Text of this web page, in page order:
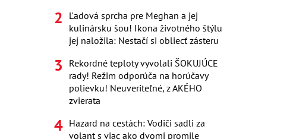
Ľadová sprcha pre Meghan a jej
kulinársku šou! Ikona životného štýlu
jej naložila: Nestačí si obliecť zásteru
Rekordné teploty vyvolali ŠOKUJÚCE
rady! Režim odporúča na horúčavy
polievku! Neuveriteľné, z AKÉHO
zvierata
Hazard na cestách: Vodiči sadli za
volant s viac ako dvomi promile